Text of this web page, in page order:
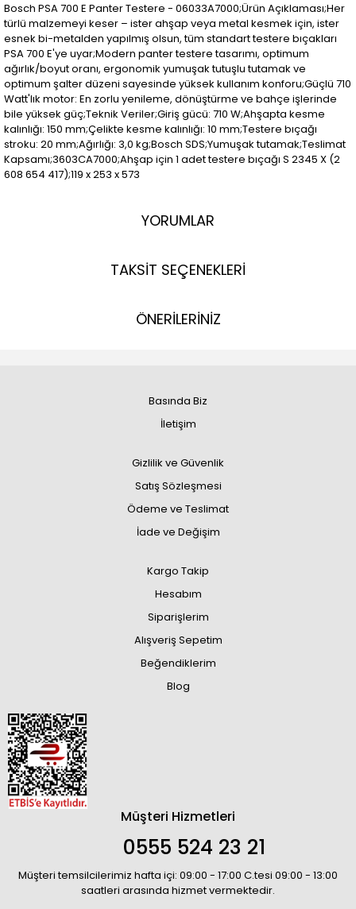
Bosch PSA 700 E Panter Testere - 06033A7000;Ürün Açıklaması;Her
türlü malzemeyi keser – ister ahşap veya metal kesmek için, ister
esnek bi-metalden yapılmış olsun, tüm standart testere bıçakları
PSA 700 E'ye uyar;Modern panter testere tasarımı, optimum
ağırlık/boyut oranı, ergonomik yumuşak tutuşlu tutamak ve
optimum şalter düzeni sayesinde yüksek kullanım konforu;Güçlü 710
Watt'lık motor: En zorlu yenileme, dönüştürme ve bahçe işlerinde
bile yüksek güç;Teknik Veriler;Giriş gücü: 710 W;Ahşapta kesme
kalınlığı: 150 mm;Çelikte kesme kalınlığı: 10 mm;Testere bıçağı
stroku: 20 mm;Ağırlığı: 3,0 kg;Bosch SDS;Yumuşak tutamak;Teslimat
Kapsamı;3603CA7000;Ahşap için 1 adet testere bıçağı S 2345 X (2
608 654 417);119 x 253 x 573
YORUMLAR
TAKSİT SEÇENEKLERİ
ÖNERİLERİNİZ
Basında Biz
İletişim
Gizlilik ve Güvenlik
Satış Sözleşmesi
Ödeme ve Teslimat
İade ve Değişim
Kargo Takip
Hesabım
Siparişlerim
Alışveriş Sepetim
Beğendiklerim
Blog
Müşteri Hizmetleri
0555 524 23 21
Müşteri temsilcilerimiz hafta içi: 09:00 - 17:00 C.tesi 09:00 - 13:00
saatleri arasında hizmet vermektedir.